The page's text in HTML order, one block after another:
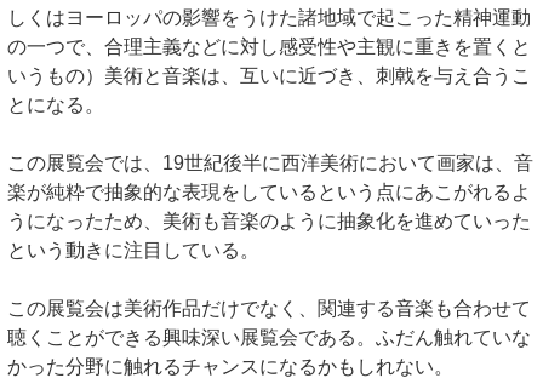
しくはヨーロッパの影響をうけた諸地域で起こった精神運動
の一つで、合理主義などに対し感受性や主観に重きを置くと
いうもの）美術と音楽は、互いに近づき、刺戟を与え合うこ
とになる。
この展覧会では、19世紀後半に西洋美術において画家は、音
楽が純粋で抽象的な表現をしているという点にあこがれるよ
うになったため、美術も音楽のように抽象化を進めていった
という動きに注目している。
この展覧会は美術作品だけでなく、関連する音楽も合わせて
聴くことができる興味深い展覧会である。ふだん触れていな
かった分野に触れるチャンスになるかもしれない。